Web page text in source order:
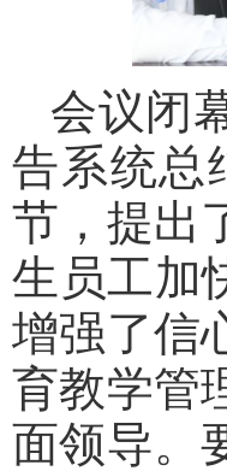
会议闭
告系统总
节，提出
生员工加
增强了信
育教学管
面领导。